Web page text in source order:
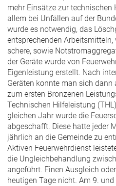
mehr Einsätze zur technischen
allem bei Unfällen auf der
wurde es notwendig, das
entsprechenden
schere, sowie
der Geräte wurde von
Eigenleistung erstellt. Nach
Geräten konnte man sich
zum ersten Bronzenen
Technischen Hilfeleistung
gleichen Jahr wurde die
abgeschafft. Diese hatte jeder
jährlich an die Gemeinde zu
Aktiven Feuerwehrdienst
die Ungleichbehandlung
angeführt. Einen Ausgleich
heutigen Tage nicht. Am 9.